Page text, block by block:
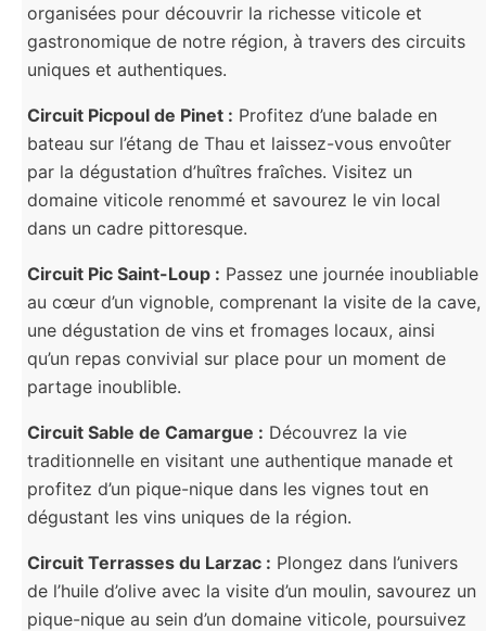
organisées pour découvrir la richesse viticole et
gastronomique de notre région, à travers des circuits
uniques et authentiques.
Circuit Picpoul de Pinet : Profitez d’une balade en
bateau sur l’étang de Thau et laissez-vous envoûter
par la dégustation d’huîtres fraîches. Visitez un
domaine viticole renommé et savourez le vin local
dans un cadre pittoresque.
Circuit Pic Saint-Loup : Passez une journée inoubliable
au cœur d’un vignoble, comprenant la visite de la cave,
une dégustation de vins et fromages locaux, ainsi
qu’un repas convivial sur place pour un moment de
partage inoublible.
Circuit Sable de Camargue : Découvrez la vie
traditionnelle en visitant une authentique manade et
profitez d’un pique-nique dans les vignes tout en
dégustant les vins uniques de la région.
Circuit Terrasses du Larzac : Plongez dans l’univers
de l’huile d’olive avec la visite d’un moulin, savourez un
pique-nique au sein d’un domaine viticole, poursuivez